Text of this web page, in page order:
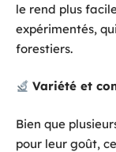
le rend plus
expérimentés,
forestiers.
Variété et
Bien que
pour leur goût,